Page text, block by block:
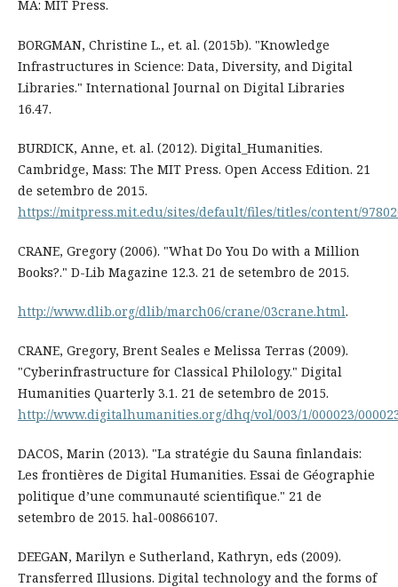
MA: MIT Press.
BORGMAN, Christine L., et. al. (2015b). "Knowledge
Infrastructures in Science: Data, Diversity, and Digital
Libraries." International Journal on Digital Libraries
16.47.
BURDICK, Anne, et. al. (2012). Digital_Humanities.
Cambridge, Mass: The MIT Press. Open Access Edition. 21
de setembro de 2015.
https://mitpress.mit.edu/sites/default/files/titles/content/
CRANE, Gregory (2006). "What Do You Do with a Million
Books?." D-Lib Magazine 12.3. 21 de setembro de 2015.
http://www.dlib.org/dlib/march06/crane/03crane.html.
CRANE, Gregory, Brent Seales e Melissa Terras (2009).
"Cyberinfrastructure for Classical Philology." Digital
Humanities Quarterly 3.1. 21 de setembro de 2015.
http://www.digitalhumanities.org/dhq/vol/003/1/000023/
DACOS, Marin (2013). "La stratégie du Sauna finlandais:
Les frontières de Digital Humanities. Essai de Géographie
politique d’une communauté scientifique." 21 de
setembro de 2015. hal-00866107.
DEEGAN, Marilyn e Sutherland, Kathryn, eds (2009).
Transferred Illusions. Digital technology and the forms of